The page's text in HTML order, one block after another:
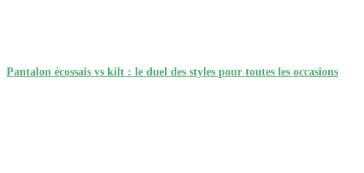
Pantalon écossais vs kilt : le duel des styles pour toutes les occasions